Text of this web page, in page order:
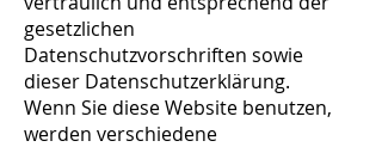
gesetzlichen
Datenschutzvorschriften sowie
dieser Datenschutzerklärung.
Wenn Sie diese Website benutzen,
werden verschiedene